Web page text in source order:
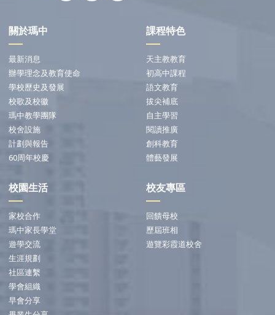
關於瑪中
最新消息
辦學理念及教育使命
學校歷史及發展
校歌及校徽
瑪中教學團隊
校舍設施
計劃與報告
60周年校慶
課程特色
天主教教育
初高中課程
語文教育
拔尖補底
自主學習
閱讀推廣
創科教育
體藝發展
校園生活
家校合作
瑪中家長學堂
遊學交流
生涯規劃
社區連繫
學會組織
早會分享
校友專區
回饋母校
歷屆班相
遊覽彩霞道校舍